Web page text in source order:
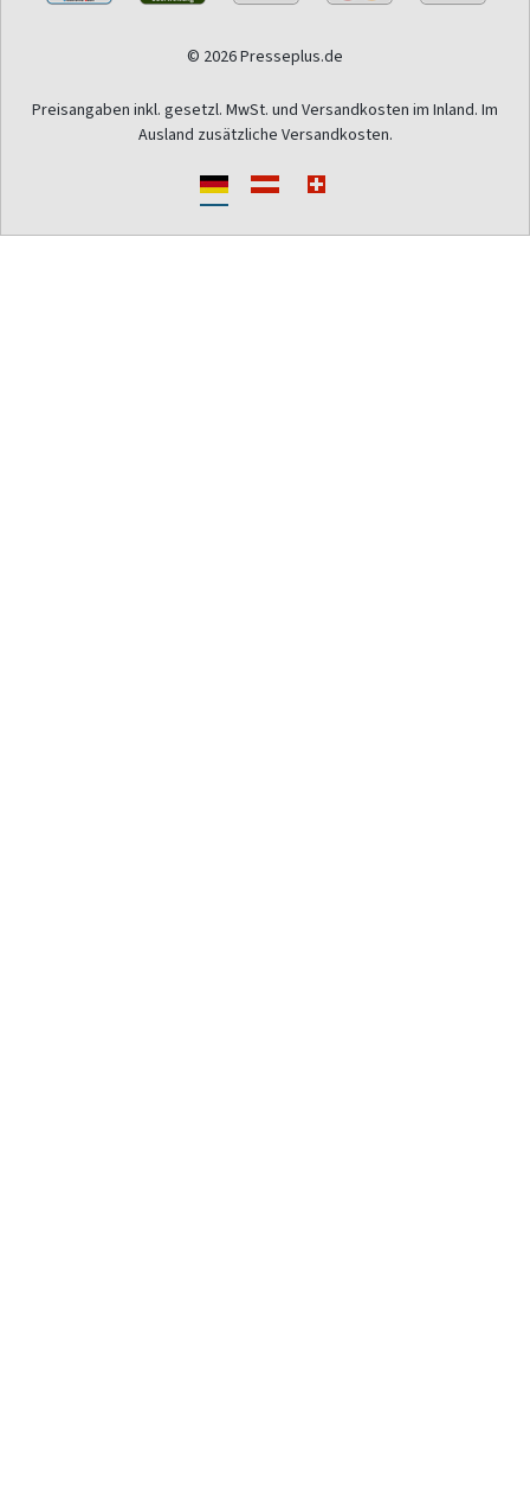
© 2026 Presseplus.de
Preisangaben inkl. gesetzl. MwSt. und Versandkosten im Inland. Im
Ausland zusätzliche Versandkosten.